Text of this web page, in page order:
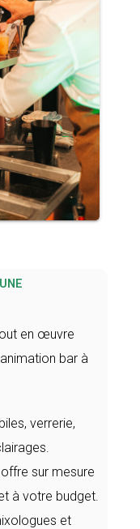
en œuvre
bar à
verrerie,
offre sur mesure
à votre budget.
et